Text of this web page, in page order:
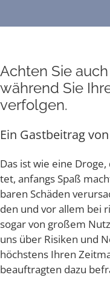
Ach­ten Sie
wäh­rend Sie
verfolgen.
Ein Gast­bei­trag
Das ist wie eine
tet, anfangs Spaß
ba­ren Schä­den
den und vor allem bei
sogar von gro­ßem
uns über Risi­ken und
höchs­tens Ihren
be­auf­trag­ten dazu